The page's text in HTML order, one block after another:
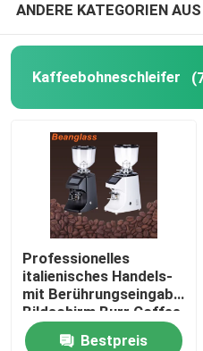
ANDERE KATEGORIEN
Kaffeebohneschleifer
Professionelles
italienisches Handels-
mit Berührungseingabe
Bildschirm Burr Coffee
Bean Grinder Withs LED
Bestpreis